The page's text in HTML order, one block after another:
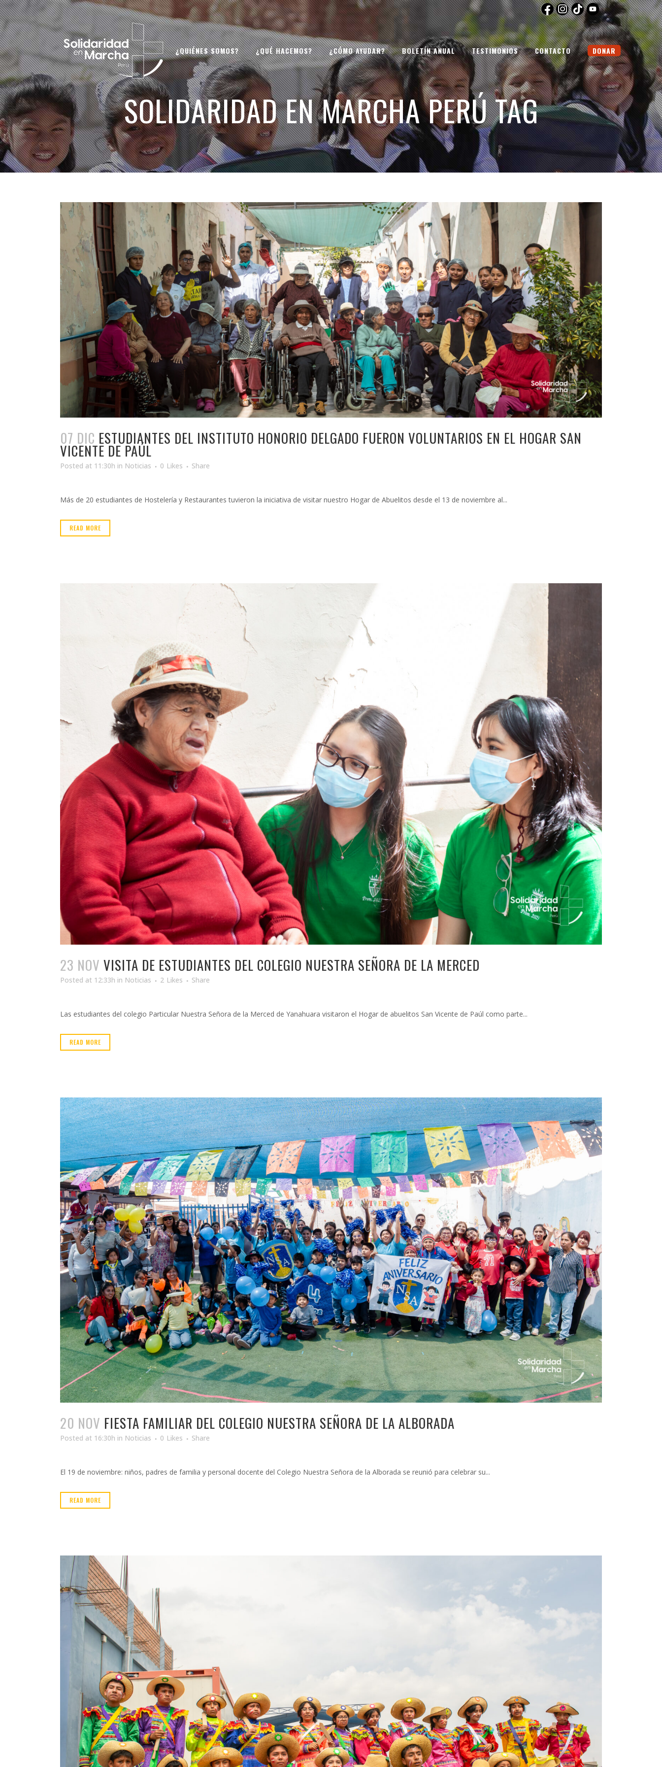
¿QUIÉNES SOMOS? ¿QUÉ HACEMOS? ¿CÓMO AYUDAR? BOLETÍN ANUAL TESTIMONIOS CONTACTO DONAR
SOLIDARIDAD EN MARCHA PERÚ TAG
07 DIC ESTUDIANTES DEL INSTITUTO HONORIO DELGADO FUERON VOLUNTARIOS EN EL HOGAR SAN
VICENTE DE PAÚL
Posted at 11:30h in Noticias 0 Likes Share
Más de 20 estudiantes de Hostelería y Restaurantes tuvieron la iniciativa de visitar nuestro Hogar de Abuelitos desde el 13 de noviembre al...
READ MORE
23 NOV VISITA DE ESTUDIANTES DEL COLEGIO NUESTRA SEÑORA DE LA MERCED
Posted at 12:33h in Noticias 2 Likes Share
Las estudiantes del colegio Particular Nuestra Señora de la Merced de Yanahuara visitaron el Hogar de abuelitos San Vicente de Paúl como parte...
READ MORE
20 NOV FIESTA FAMILIAR DEL COLEGIO NUESTRA SEÑORA DE LA ALBORADA
Posted at 16:30h in Noticias 0 Likes Share
El 19 de noviembre: niños, padres de familia y personal docente del Colegio Nuestra Señora de la Alborada se reunió para celebrar su...
READ MORE